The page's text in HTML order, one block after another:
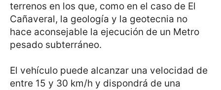
terrenos en los que, como en el caso de El
Cañaveral, la geología y la geotecnia no
hace aconsejable la ejecución de un Metro
pesado subterráneo.
El vehículo puede alcanzar una velocidad de
entre 15 y 30 km/h y dispondrá de una